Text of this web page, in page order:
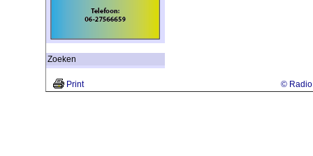
Zoeken
Print © Radio